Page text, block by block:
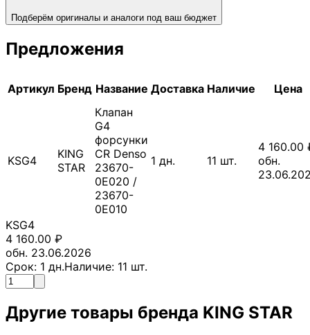
Подберём оригиналы и аналоги под ваш бюджет
Предложения
Артикул Бренд Название Доставка Наличие Цена
KSG4
KING
STAR
Клапан
G4
форсунки
CR Denso
23670-
0E020 /
23670-
0E010
1 дн. 11 шт.
4 160.00
обн.
KSG4
4 160.00 ₽
обн. 23.06.2026
Срок: 1 дн.Наличие: 11 шт.
Другие товары бренда KING STAR